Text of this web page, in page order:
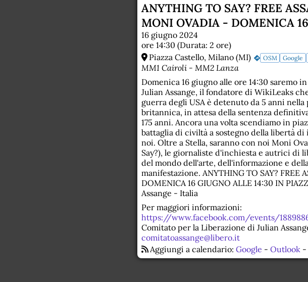
ANYTHING TO SAY? FREE
MONI OVADIA - DOMENICA
16 giugno 2024
ore 14:30 (Durata: 2 ore)
Piazza Castello, Milano (MI)
OSM Google
MM1 Cairoli - MM2 Lanza
Domenica 16 giugno alle ore 14:30 saremo
Julian Assange, il fondatore di WikiLeaks
guerra degli USA è detenuto da 5 anni
britannica, in attesa della sentenza
175 anni. Ancora una volta scendiamo in
battaglia di civiltà a sostegno della libertà
noi. Oltre a Stella, saranno con noi Moni
Say?), le giornaliste d'inchiesta e autrici di
del mondo dell'arte, dell'informazione e
manifestazione. ANYTHING TO SAY? FREE
DOMENICA 16 GIUGNO ALLE 14:30 IN
Assange - Italia
Per maggiori informazioni:
https://www.facebook.com/events/
Comitato per la Liberazione di Julian
comitatoassange@libero.it
Aggiungi a calendario: Google - Outlook-